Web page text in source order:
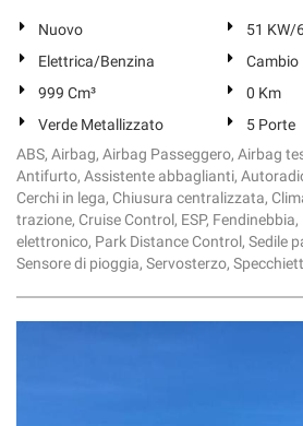
Nuovo
51 KW/
Elettrica/Benzina
Cambio
999 Cm³
0 Km
Verde Metallizzato
5 Porte
ABS, Airbag, Airbag Passeggero, Airbag
Antifurto, Assistente abbaglianti,
Cerchi in lega, Chiusura centralizzata,
trazione, Cruise Control, ESP,
elettronico, Park Distance Control, Sedile
Sensore di pioggia, Servosterzo,